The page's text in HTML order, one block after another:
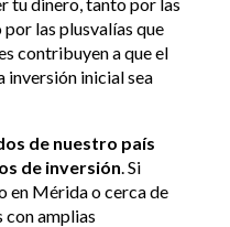
las plusvalías que
contribuyen a que el
inversión inicial sea
de nuestro país
de inversión. Si
en Mérida o cerca de
con amplias